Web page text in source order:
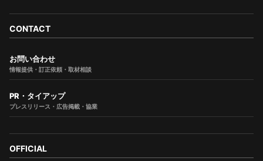
CONTACT
お問い合わせ
情報提供・訂正依頼・取材相談
PR・タイアップ
プレスリリース・広告掲載・協業
OFFICIAL